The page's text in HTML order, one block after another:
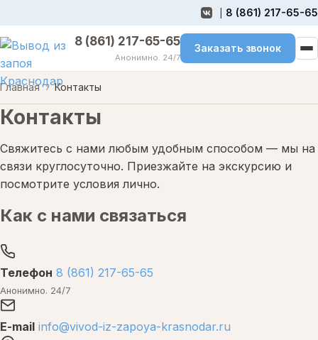
8 (861) 217-65-65
8 (861) 217-65-65
Анонимно. 24/7
Заказать звонок
Главная Контакты
Контакты
Свяжитесь с нами любым удобным способом — мы на
связи круглосуточно. Приезжайте на экскурсию и
посмотрите условия лично.
Как с нами связаться
Телефон 8 (861) 217-65-65
Анонимно. 24/7
E-mail info@vivod-iz-zapoya-krasnodar.ru